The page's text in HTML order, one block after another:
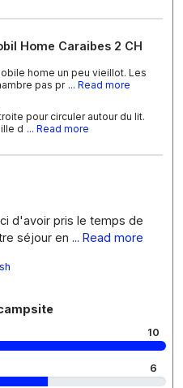
Home Caraibes 2 CH
home un peu vieillot. Les
pas pr ... Read more
pour circuler autour du lit.
d ... Read more
d'avoir pris le temps de
séjour en ... Read more
10
6